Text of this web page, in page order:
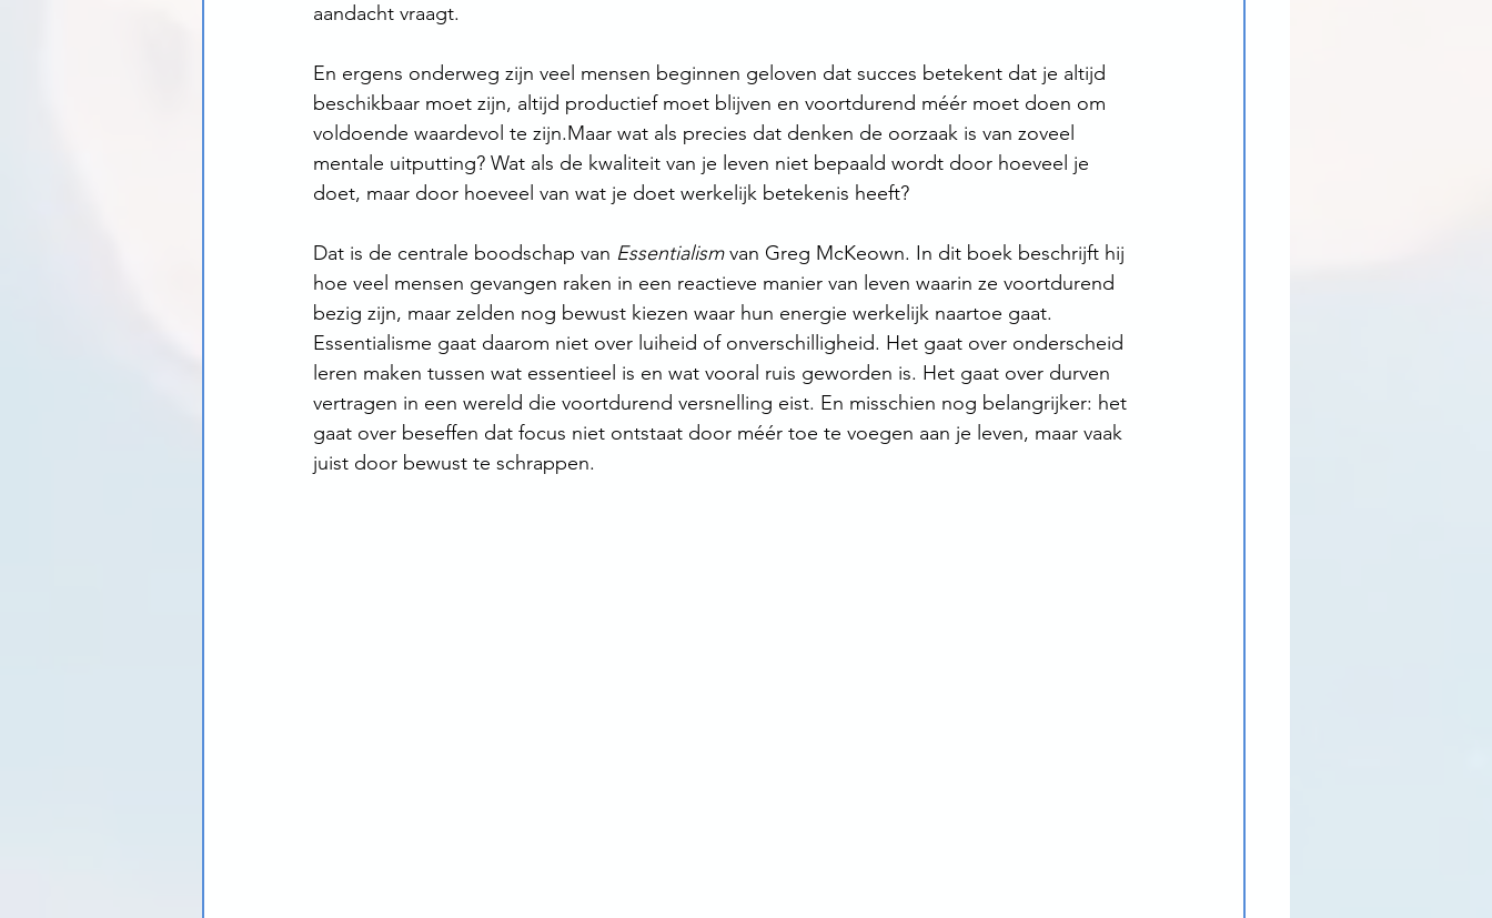
aandacht vraagt.
En ergens onderweg zijn veel mensen beginnen geloven dat succes betekent dat je altijd
beschikbaar moet zijn, altijd productief moet blijven en voortdurend méér moet doen om
voldoende waardevol te zijn.Maar wat als precies dat denken de oorzaak is van zoveel
mentale uitputting? Wat als de kwaliteit van je leven niet bepaald wordt door hoeveel je
doet, maar door hoeveel van wat je doet werkelijk betekenis heeft?
Dat is de centrale boodschap van Essentialism van Greg McKeown. In dit boek beschrijft hij
hoe veel mensen gevangen raken in een reactieve manier van leven waarin ze voortdurend
bezig zijn, maar zelden nog bewust kiezen waar hun energie werkelijk naartoe gaat.
Essentialisme gaat daarom niet over luiheid of onverschilligheid. Het gaat over onderscheid
leren maken tussen wat essentieel is en wat vooral ruis geworden is. Het gaat over durven
vertragen in een wereld die voortdurend versnelling eist. En misschien nog belangrijker: het
gaat over beseffen dat focus niet ontstaat door méér toe te voegen aan je leven, maar vaak
juist door bewust te schrappen.